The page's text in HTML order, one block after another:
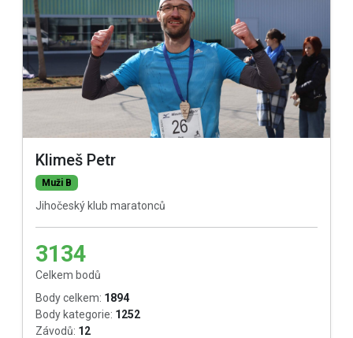
Klimeš Petr
Muži B
Jihočeský klub maratonců
3134
Celkem bodů
Body celkem: 1894
Body kategorie: 1252
Závodů: 12